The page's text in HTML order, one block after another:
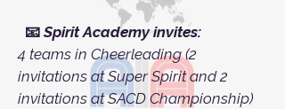
📧Spirit Academy invites:
4 teams in Cheerleading(2
invitations at Super Spirit and 2
invitations at SACD Championship)